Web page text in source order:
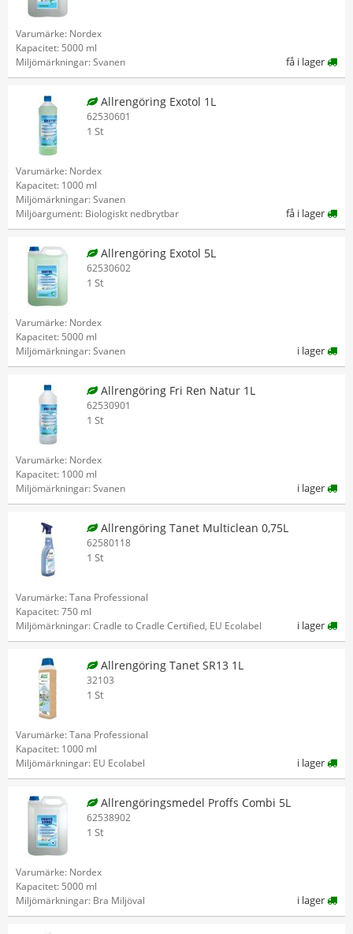
Varumärke: Nordex
Kapacitet: 5000 ml
Miljömärkningar: Svanen
få i lager
Allrengöring Exotol 1L
62530601
1 St
Varumärke: Nordex
Kapacitet: 1000 ml
Miljömärkningar: Svanen
Miljöargument: Biologiskt nedbrytbar
få i lager
Allrengöring Exotol 5L
62530602
1 St
Varumärke: Nordex
Kapacitet: 5000 ml
Miljömärkningar: Svanen
i lager
Allrengöring Fri Ren Natur 1L
62530901
1 St
Varumärke: Nordex
Kapacitet: 1000 ml
Miljömärkningar: Svanen
i lager
Allrengöring Tanet Multiclean 0,75L
62580118
1 St
Varumärke: Tana Professional
Kapacitet: 750 ml
Miljömärkningar: Cradle to Cradle Certified, EU Ecolabel
i lager
Allrengöring Tanet SR13 1L
32103
1 St
Varumärke: Tana Professional
Kapacitet: 1000 ml
Miljömärkningar: EU Ecolabel
i lager
Allrengöringsmedel Proffs Combi 5L
62538902
1 St
Varumärke: Nordex
Kapacitet: 5000 ml
Miljömärkningar: Bra Miljöval
i lager